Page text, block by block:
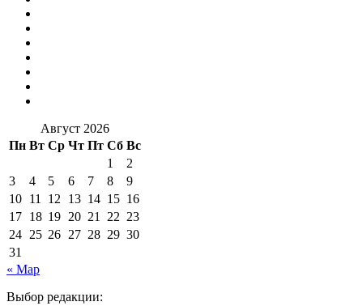
Август 2026
Пн Вт Ср Чт Пт Сб Вс
1
2
3
4 5 6 7 8
9
10 11 12 13 14 15 16
17 18 19 20 21 22 23
24 25 26 27 28 29 30
31
« Мар
Выбор редакции: